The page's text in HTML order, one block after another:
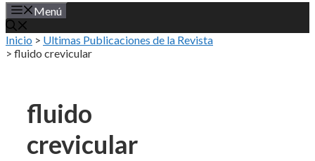
Menú
Inicio > Ultimas Publicaciones de la Revista
> fluido crevicular
fluido
crevicular